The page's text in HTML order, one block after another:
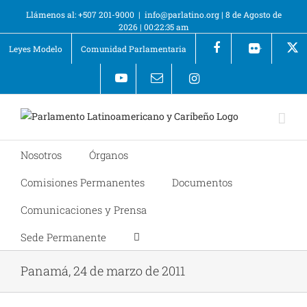
Llámenos al: +507 201-9000 | info@parlatino.org| 8 de Agosto de
2026 | 00:22:35 am
Leyes Modelo
Comunidad Parlamentaria +
Nosotros
Órganos
Comisiones Permanentes
Documentos
Comunicaciones y Prensa
Sede Permanente
Panamá, 24 de marzo de 2011